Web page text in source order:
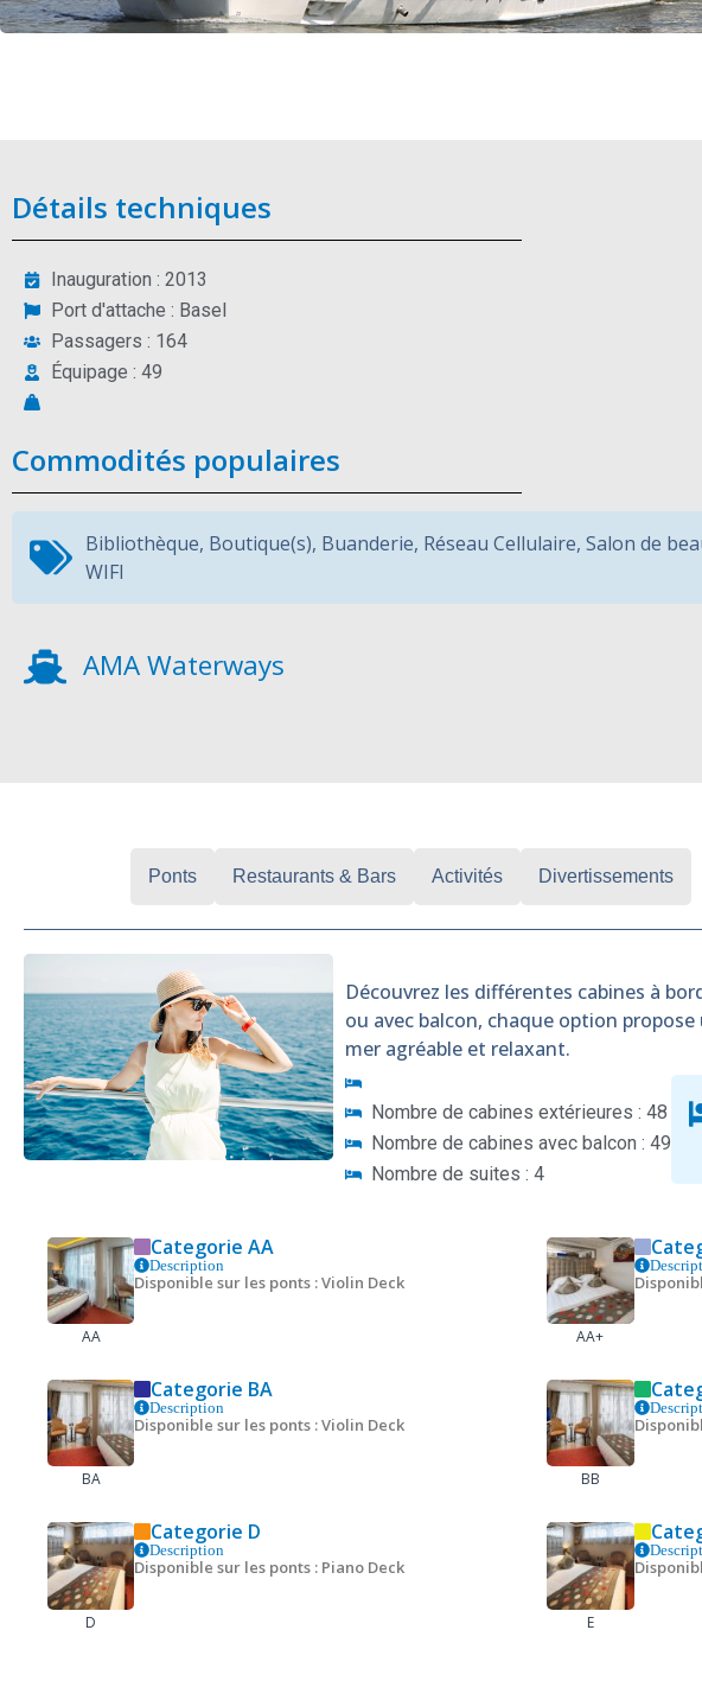
Détails techniques
Inauguration : 2013
Port d'attache : Basel
Passagers : 164
Équipage : 49
Commodités populaires
Bibliothèque, Boutique(s), Buanderie, Réseau Cellulaire, Salon de
WIFI
AMA Waterways
Ponts Restaurants & Bars Activités Divertissements
Découvrez les différentes cabines à
ou avec balcon, chaque option
mer agréable et relaxant.
Nombre de cabines extérieures : 48
Nombre de cabines avec balcon : 49
Nombre de suites : 4
AA
Categorie AA
Description
Disponible sur les ponts : Violin Deck
AA+
BA
Categorie BA
Description
Disponible sur les ponts : Violin Deck
BB
D
Categorie D
Description
Disponible sur les ponts : Piano Deck
E